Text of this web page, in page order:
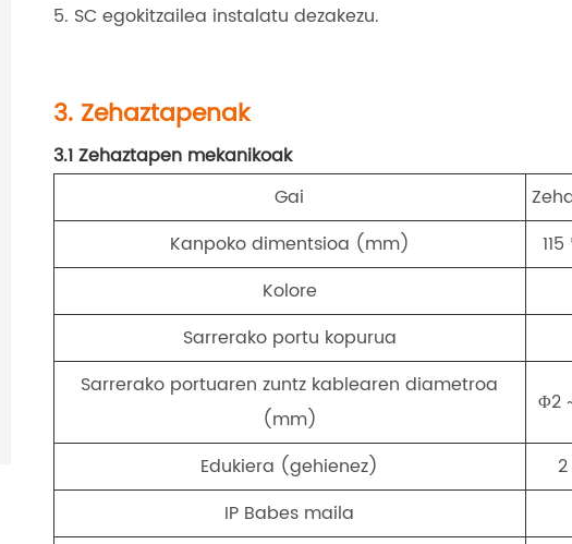
5. SC egokitzailea instalatu dezakezu.
3. Zehaztapenak
3.1 Zehaztapen mekanikoak
Gai
Kanpoko dimentsioa (mm)
Kolore
Sarrerako portu kopurua
Sarrerako portuaren zuntz kablearen diametroa
(mm)
Φ2
Edukiera (gehienez)
IP Babes maila